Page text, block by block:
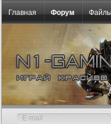
Главная Форум